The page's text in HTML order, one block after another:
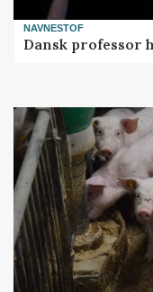
NAVNESTOF
Dansk